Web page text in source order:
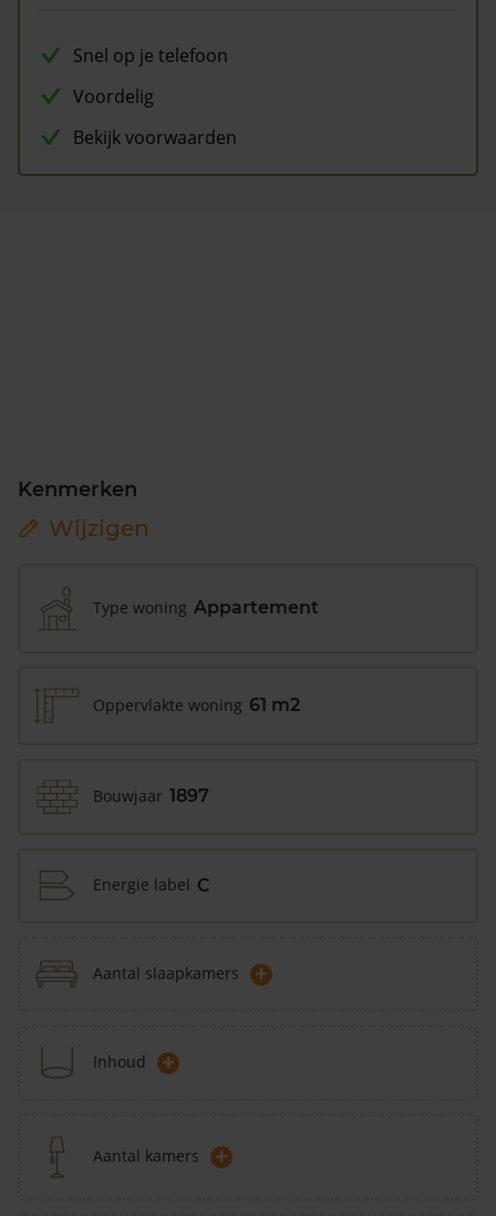
Snel op je telefoon
Voordelig
Bekijk voorwaarden
Kenmerken
Wijzigen
Type woning Appartement
Oppervlakte woning 61 m2
Bouwjaar 1897
Energie label C
Aantal slaapkamers +
Inhoud +
Aantal kamers +